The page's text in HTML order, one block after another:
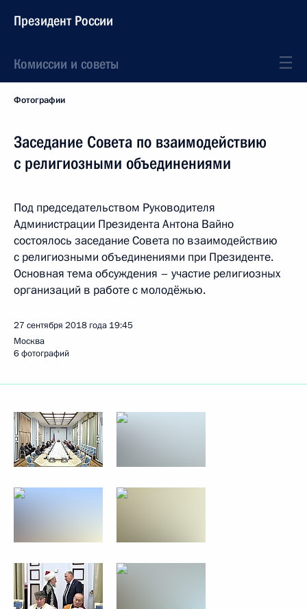
Президент России
Комиссии и советы
Фотографии
Заседание Совета по взаимодействию
с религиозными объединениями
Под председательством Руководителя
Администрации Президента Антона Вайно
состоялось заседание Совета по взаимодействию
с религиозными объединениями при Президенте.
Основная тема обсуждения – участие религиозных
организаций в работе с молодёжью.
27 сентября 2018 года 19:45
Москва
6 фотографий